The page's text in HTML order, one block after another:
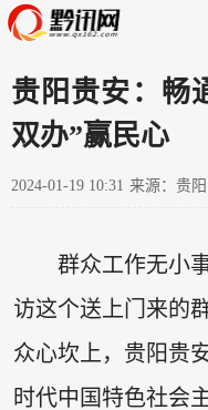
贵阳贵安：畅
双办”赢民心
2024-01-19 10:31 来源：贵阳
群众工作无小
访这个送上门来的
众心坎上，贵阳贵
时代中国特色社会